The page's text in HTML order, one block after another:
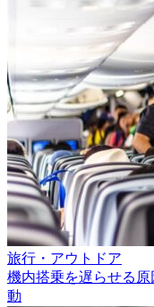
旅行・アウトドア
機内搭乗を遅らせる
動